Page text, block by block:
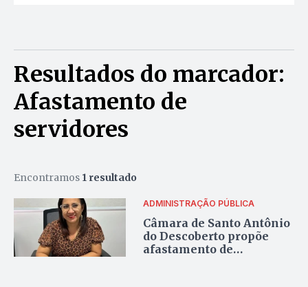
Resultados do marcador:
Afastamento de
servidores
Encontramos 1 resultado
ADMINISTRAÇÃO PÚBLICA
Câmara de Santo Antônio
do Descoberto propõe
afastamento de